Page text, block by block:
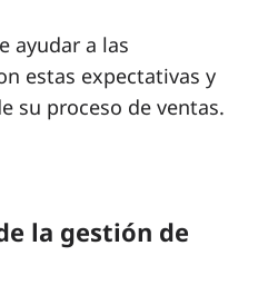
ayudar a las
estas expectativas y
su proceso de ventas.
la gestión de